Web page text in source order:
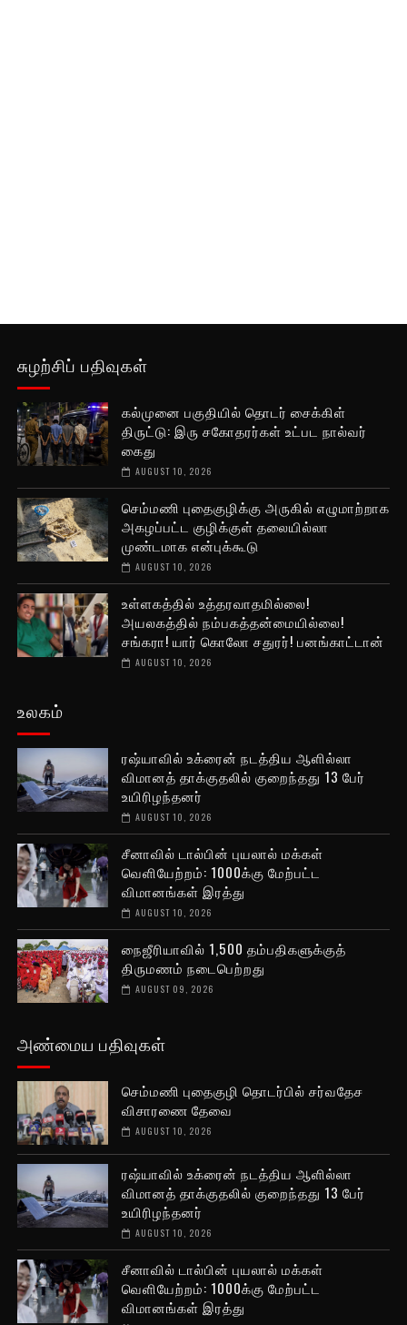
சுழற்சிப் பதிவுகள்
கல்முனை பகுதியில் தொடர் சைக்கிள்
திருட்டு: இரு சகோதரர்கள் உட்பட நால்வர்
கைது
AUGUST 10, 2026
செம்மணி புதைகுழிக்கு அருகில் எழுமாற்றாக
அகழப்பட்ட குழிக்குள் தலையில்லா
முண்டமாக என்புக்கூடு
AUGUST 10, 2026
உள்ளகத்தில் உத்தரவாதமில்லை!
அயலகத்தில் நம்பகத்தன்மையில்லை!
சங்கரா! யார் கொலோ சதுரர்! பனங்காட்டான்
AUGUST 10, 2026
உலகம்
ரஷ்யாவில் உக்ரைன் நடத்திய ஆளில்லா
விமானத் தாக்குதலில் குறைந்தது 13 பேர்
உயிரிழந்தனர்
AUGUST 10, 2026
சீனாவில் டால்பின் புயலால் மக்கள்
வெளியேற்றம்: 1000க்கு மேற்பட்ட
விமானங்கள் இரத்து
AUGUST 10, 2026
நைஜீரியாவில் 1,500 தம்பதிகளுக்குத்
திருமணம் நடைபெற்றது
AUGUST 09, 2026
அண்மைய பதிவுகள்
செம்மணி புதைகுழி தொடர்பில் சர்வதேச
விசாரணை தேவை
AUGUST 10, 2026
ரஷ்யாவில் உக்ரைன் நடத்திய ஆளில்லா
விமானத் தாக்குதலில் குறைந்தது 13 பேர்
உயிரிழந்தனர்
AUGUST 10, 2026
சீனாவில் டால்பின் புயலால் மக்கள்
வெளியேற்றம்: 1000க்கு மேற்பட்ட
விமானங்கள் இரத்து